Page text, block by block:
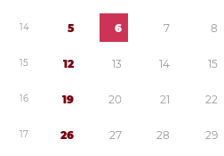
14 5 6 7 8
15 12 13 14 15
16 19 20 21 22
17 26 27 28 29